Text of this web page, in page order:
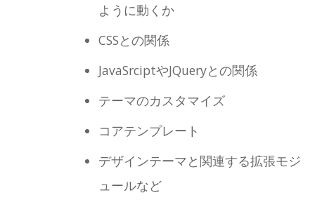
ように動くか
CSSとの関係
JavaSrciptやJQueryとの関係
テーマのカスタマイズ
コアテンプレート
デザインテーマと関連する拡張モジ
ュールなど